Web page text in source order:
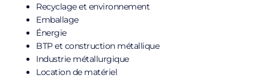
Recyclage et environnement
Emballage
Énergie
BTP et construction métallique
Industrie métallurgique
Location de matériel